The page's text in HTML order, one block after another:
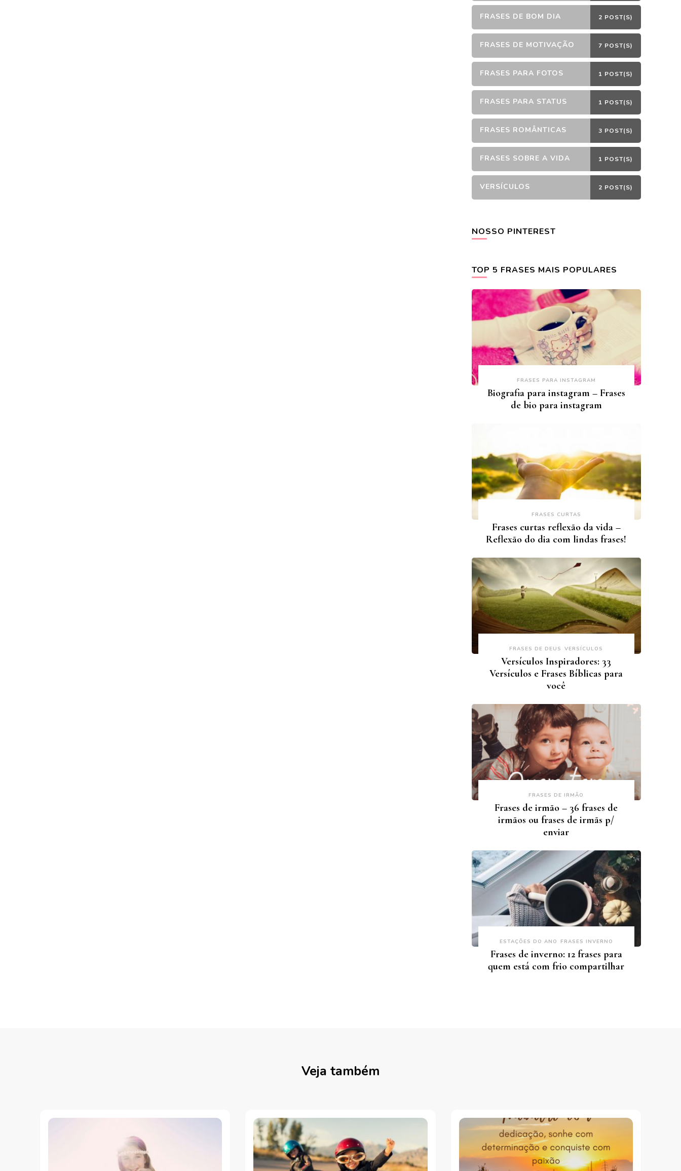
FRASES DE BOM DIA 2 POST(S)
FRASES DE MOTIVAÇÃO 7 POST(S)
FRASES PARA FOTOS 1 POST(S)
FRASES PARA STATUS 1 POST(S)
FRASES ROMÂNTICAS 3 POST(S)
FRASES SOBRE A VIDA 1 POST(S)
VERSÍCULOS 2 POST(S)
NOSSO PINTEREST
TOP 5 FRASES MAIS POPULARES
FRASES PARA INSTAGRAM
Biografia para instagram – Frases
de bio para instagram
FRASES CURTAS
Frases curtas reflexão da vida –
Reflexão do dia com lindas frases!
FRASES DE DEUS VERSÍCULOS
Versículos Inspiradores: 33
Versículos e Frases Bíblicas para
você
FRASES DE IRMÃO
Frases de irmão – 36 frases de
irmãos ou frases de irmãs p/
enviar
ESTAÇÕES DO ANO FRASES INVERNO
Frases de inverno: 12 frases para
quem está com frio compartilhar
Veja também